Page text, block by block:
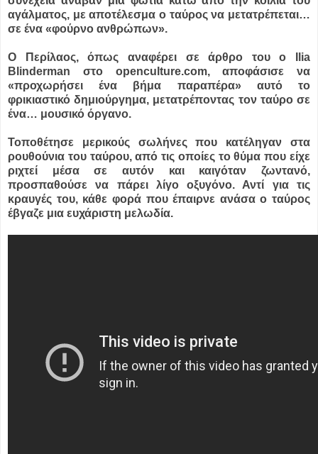
αγάλματος, με αποτέλεσμα ο ταύρος να μετατρέπεται…
σε ένα «φούρνο ανθρώπων».
Ο Περίλαος, όπως αναφέρει σε άρθρο του ο Ilia
Blinderman στο openculture.com, αποφάσισε να
«προχωρήσει ένα βήμα παραπέρα» αυτό το
φρικιαστικό δημιούργημα, μετατρέποντας τον ταύρο σε
ένα… μουσικό όργανο.
Τοποθέτησε μερικούς σωλήνες που κατέληγαν στα
ρουθούνια του ταύρου, από τις οποίες το θύμα που είχε
ριχτεί μέσα σε αυτόν και καιγόταν ζωντανό,
προσπαθούσε να πάρει λίγο οξυγόνο. Αντί για τις
κραυγές του, κάθε φορά που έπαιρνε ανάσα ο ταύρος
έβγαζε μια ευχάριστη μελωδία.